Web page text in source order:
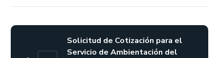
Solicitud de Cotización para el
Servicio de Ambientación del